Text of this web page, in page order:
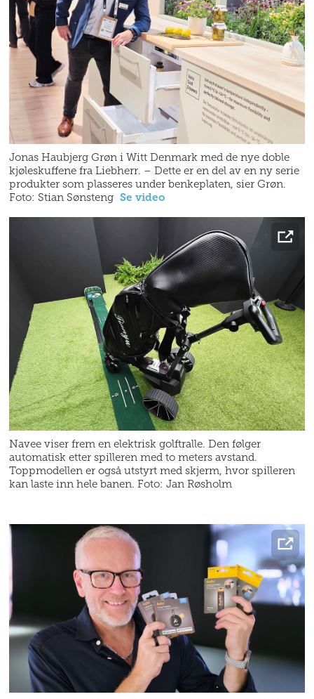
Jonas Haubjerg Grøn i Witt Denmark med de nye doble
kjøleskuffene fra Liebherr. – Dette er en del av en ny serie
produkter som plasseres under benkeplaten, sier Grøn.
Foto: Stian Sønsteng Se video
Navee viser frem en elektrisk golftralle. Den følger
automatisk etter spilleren med to meters avstand.
Toppmodellen er også utstyrt med skjerm, hvor spilleren
kan laste inn hele banen. Foto: Jan Røsholm